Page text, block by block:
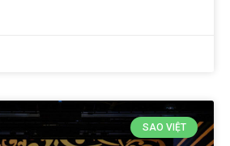
SAO VIỆT